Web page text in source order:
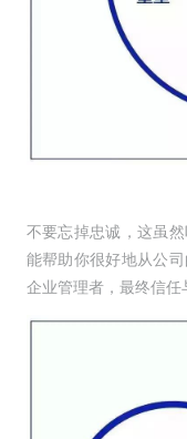
不要忘掉忠诚，这虽
能帮助你很好地从公
企业管理者，最终信任